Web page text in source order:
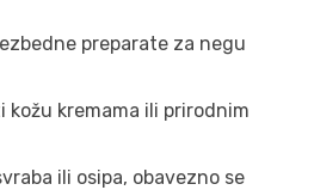
preparate za negu
kožu kremama ili prirodnim
ili osipa, obavezno se